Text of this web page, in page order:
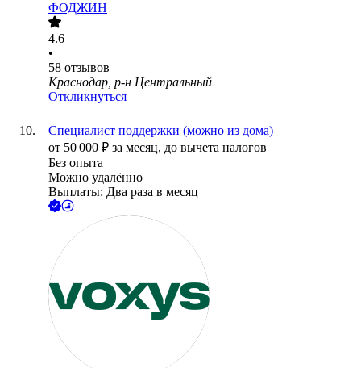
ФОДЖИН
4.6
•
58 отзывов
Краснодар, р-н Центральный
Откликнуться
Специалист поддержки (можно из дома)
от 50 000 ₽ за месяц, до вычета налогов
Без опыта
Можно удалённо
Выплаты: Два раза в месяц